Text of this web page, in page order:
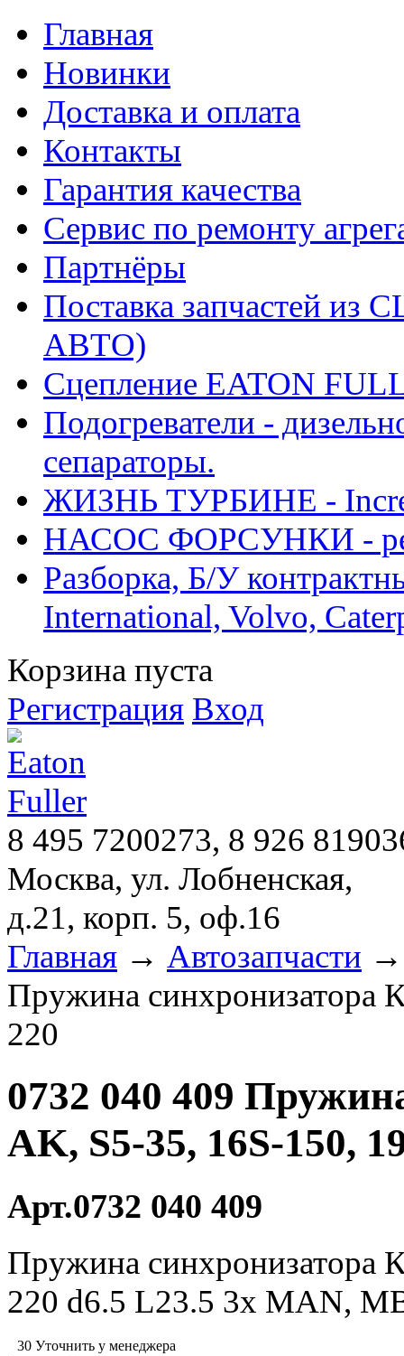
Главная
Новинки
Доставка и оплата
Контакты
Гарантия качества
Сервис по ремонту
Партнёры
Поставка запчастей
АВТО)
Сцепление EATON
Подогреватели -
сепараторы.
ЖИЗНЬ ТУРБИНЕ -
НАСОС ФОРСУНКИ -
Разборка, Б/У
International, Volvo,
Корзина пуста
Регистрация Вход
8 495 7200273, 8 926
Москва, ул. Лобненская,
д.21, корп. 5, оф.16
Главная → Автозапчасти
Пружина синхронизатора
220
0732 040 409
AK, S5-35, 16S-150,
Арт.0732 040 409
Пружина синхронизатора
220 d6.5 L23.5 3x MAN,
30 Уточнить у менеджера